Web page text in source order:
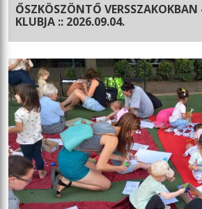
ŐSZKÖSZÖNTŐ VERSSZAKOKBAN
KLUBJA :: 2026.09.04.